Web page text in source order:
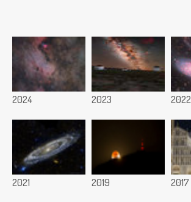
2024 2023 2022
2021 2019 2017